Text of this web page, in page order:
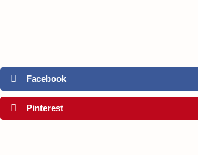
Facebook
Pinterest